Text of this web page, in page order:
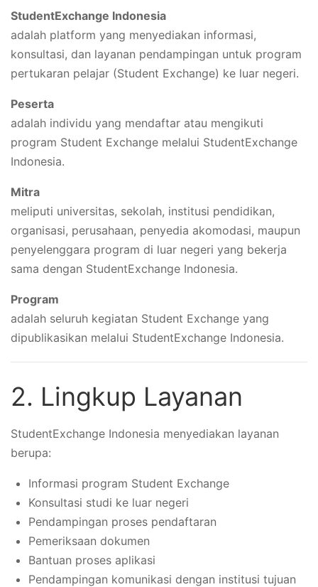
StudentExchange Indonesia
adalah platform yang menyediakan informasi,
konsultasi, dan layanan pendampingan untuk program
pertukaran pelajar (Student Exchange) ke luar negeri.
Peserta
adalah individu yang mendaftar atau mengikuti
program Student Exchange melalui StudentExchange
Indonesia.
Mitra
meliputi universitas, sekolah, institusi pendidikan,
organisasi, perusahaan, penyedia akomodasi, maupun
penyelenggara program di luar negeri yang bekerja
sama dengan StudentExchange Indonesia.
Program
adalah seluruh kegiatan Student Exchange yang
dipublikasikan melalui StudentExchange Indonesia.
2. Lingkup Layanan
StudentExchange Indonesia menyediakan layanan
berupa:
Informasi program Student Exchange
Konsultasi studi ke luar negeri
Pendampingan proses pendaftaran
Pemeriksaan dokumen
Bantuan proses aplikasi
Pendampingan komunikasi dengan institusi tujuan